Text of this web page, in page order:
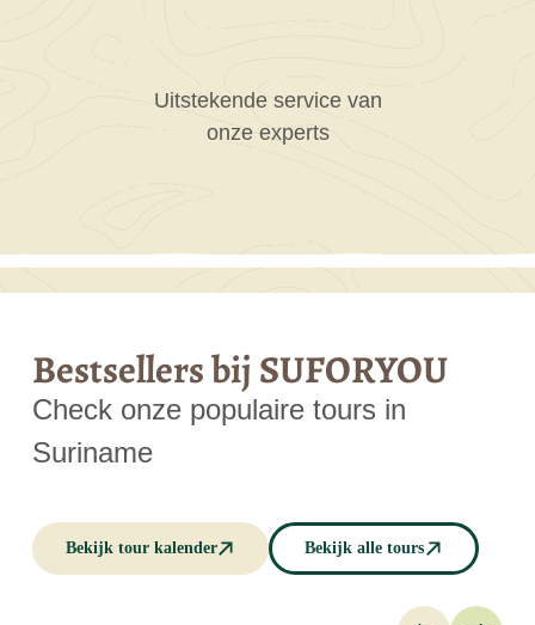
Uitstekende service van
onze experts
Bestsellers bij SUFORYOU
Check onze populaire tours in
Suriname
Bekijk tour kalender Bekijk alle tours